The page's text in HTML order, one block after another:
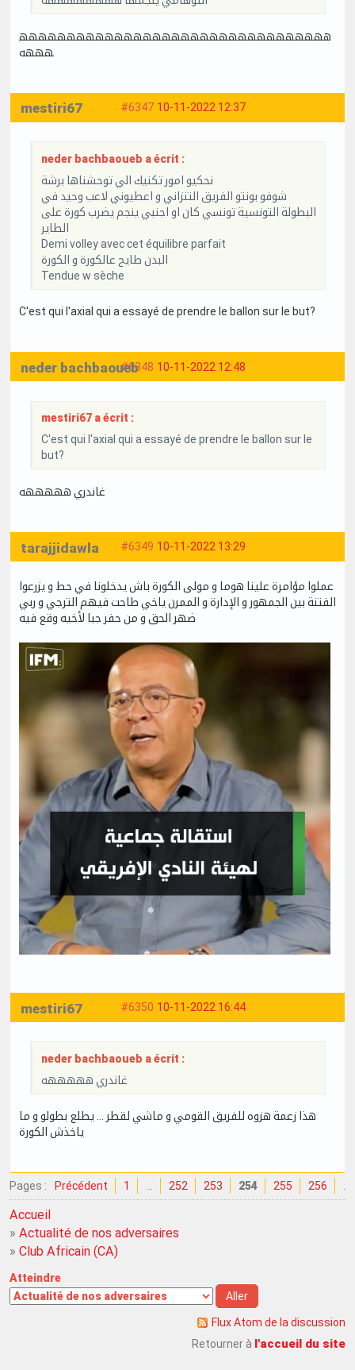
ههههههههههههههههههههههههههههههههه
هههه
#6347 10-11-2022 12:37
mestiri67
neder bachbaoueb a écrit :
نحكيو امور تكنيك الي توحشناها برشة
شوفو بونتو الفريق التنزاني و اعطيوني لاعب وحيد في
البطولة التونسية تونسي كان او اجنبي ينجم يضرب كورة على
الطاير
Demi volley avec cet équilibre parfait
البدن طايح عالكورة و الكورة
Tendue w sèche
C'est qui l'axial qui a essayé de prendre le ballon sur le but?
#6348 10-11-2022 12:48
neder bachbaoueb
mestiri67 a écrit :
C'est qui l'axial qui a essayé de prendre le ballon sur le
but?
غاندري هههههه
#6349 10-11-2022 13:29
tarajjidawla
عملوا مؤامرة علينا هوما و مولى الكورة باش يدخلونا في حط و يزرعوا
الفتنة بين الجمهور و الإدارة و الممرن ياخي طاحت فيهم الترجي و ربي
ضهر الحق و من حفر جبا لأخيه وقع فيه
#6350 10-11-2022 16:44
mestiri67
neder bachbaoueb a écrit :
غاندري هههههه
هذا زعمة هزوه للفريق القومي و ماشي لقطر … يطلع بطولو و ما
ياخذش الكورة
Pages : Précédent 1 … 252 253 254 255 256 …
Accueil
» Actualité de nos adversaires
» Club Africain (CA)
Atteindre
Flux Atom de la discussion
Retourner à l'accueil du site